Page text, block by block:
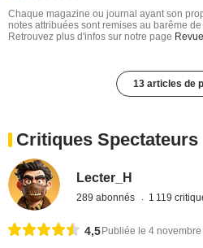
Chaque magazine ou journal ayant son
notes attribuées sont remises au barême
Retrouvez plus d'infos sur notre page
13 articles de
Critiques Spectateurs
Lecter_H
289 abonnés 1 119
4,5 Publiée le 4